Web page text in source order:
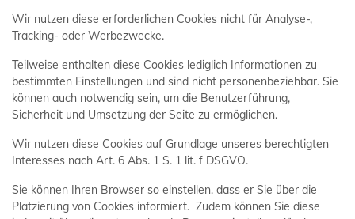
Wir nutzen diese erforderlichen Cookies nicht für Analyse-,
Tracking- oder Werbezwecke.
Teilweise enthalten diese Cookies lediglich Informationen zu
bestimmten Einstellungen und sind nicht personenbeziehbar. Sie
können auch notwendig sein, um die Benutzerführung,
Sicherheit und Umsetzung der Seite zu ermöglichen.
Wir nutzen diese Cookies auf Grundlage unseres berechtigten
Interesses nach Art. 6 Abs. 1 S. 1 lit. f DSGVO.
Sie können Ihren Browser so einstellen, dass er Sie über die
Platzierung von Cookies informiert. Zudem können Sie diese